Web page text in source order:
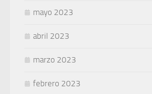
mayo 2023
abril 2023
marzo 2023
febrero 2023